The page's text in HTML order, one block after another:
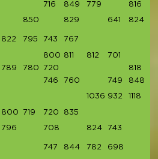
716 849 779 816
850 829 641 824
822 795 743 767
800 811 812 701
789 780 720 818
746 760 749 848
1036 932 1118
800 719 720 835
796 708 824 743
747 844 782 698